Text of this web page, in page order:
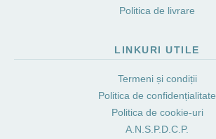
Politica de livrare
LINKURI UTILE
Termeni și condiții
Politica de confidențialitate
Politica de cookie-uri
A.N.S.P.D.C.P.